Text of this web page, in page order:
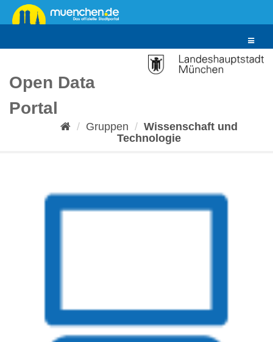
Überspringen
zum
Toggle
Open Data
Portal
Gruppen
Wissenschaft und
Technologie